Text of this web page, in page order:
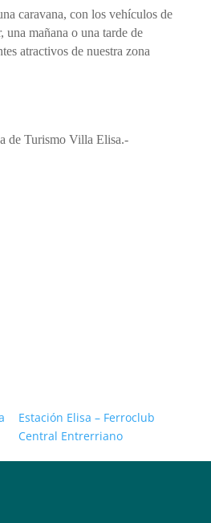
caravana, con los vehículos de
una mañana o una tarde de
atractivos de nuestra zona
de Turismo Villa Elisa.-
Estación Elisa – Ferroclub
Central Entrerriano